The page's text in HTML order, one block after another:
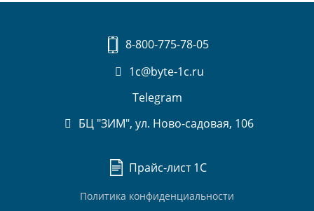
8-800-775-78-05
1c@byte-1c.ru
Telegram
БЦ "ЗИМ", ул. Ново-садовая, 106
Прайс-лист 1С
Политика конфиденциальности